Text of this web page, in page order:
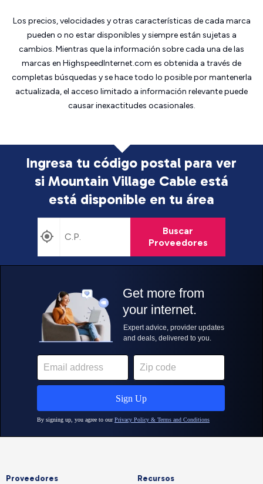
Los precios, velocidades y otras características de cada marca
pueden o no estar disponibles y siempre están sujetas a
cambios. Mientras que la información sobre cada una de las
marcas en HighspeedInternet.com es obtenida a través de
completas búsquedas y se hace todo lo posible por mantenerla
actualizada, el acceso limitado a información relevante puede
causar inexactitudes ocasionales.
Ingresa tu código postal para ver
si Mountain Village Cable está
está disponible en tu área
Buscar
Proveedores
Proveedores Recursos